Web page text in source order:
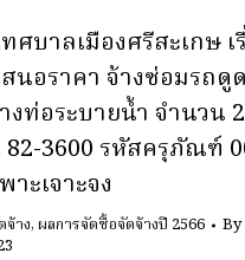
ศบาลเมืองศรีสะเกษ
นอราคา จ้างซ่อมรถดู
ท่อระบายน้ำ จำนวน
3600 รหัสครุภัณฑ์
าะเจาะจง
าง,ผลการจัดซื้อจัดจ้างปี 2566 By